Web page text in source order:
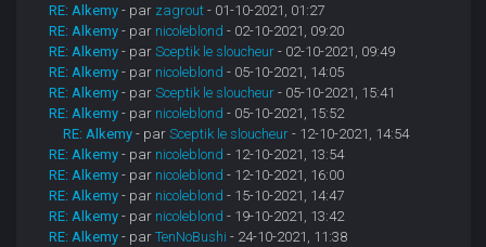
RE: Alkemy - par zagrout - 01-10-2021, 01:27
RE: Alkemy - par nicoleblond - 02-10-2021, 09:20
RE: Alkemy - parSceptik le sloucheur - 02-10-2021, 09:49
RE: Alkemy - par nicoleblond - 05-10-2021, 14:05
RE: Alkemy - parSceptik le sloucheur - 05-10-2021, 15:41
RE: Alkemy - par nicoleblond - 05-10-2021, 15:52
RE: Alkemy - parSceptik le sloucheur - 12-10-2021, 14:54
RE: Alkemy - par nicoleblond - 12-10-2021, 13:54
RE: Alkemy - par nicoleblond - 12-10-2021, 16:00
RE: Alkemy - par nicoleblond - 15-10-2021, 14:47
RE: Alkemy - par nicoleblond - 19-10-2021, 13:42
RE: Alkemy - parTenNoBushi - 24-10-2021, 11:38